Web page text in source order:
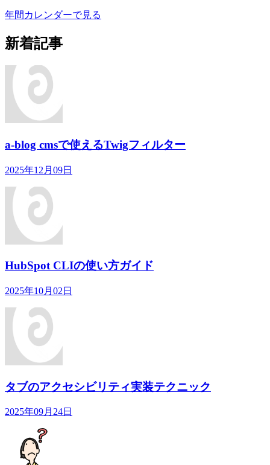
年間カレンダーで見る
新着記事
a-blog cmsで使えるTwigフィルター
2025年12月09日
HubSpot CLIの使い方ガイド
2025年10月02日
タブのアクセシビリティ実装テクニック
2025年09月24日